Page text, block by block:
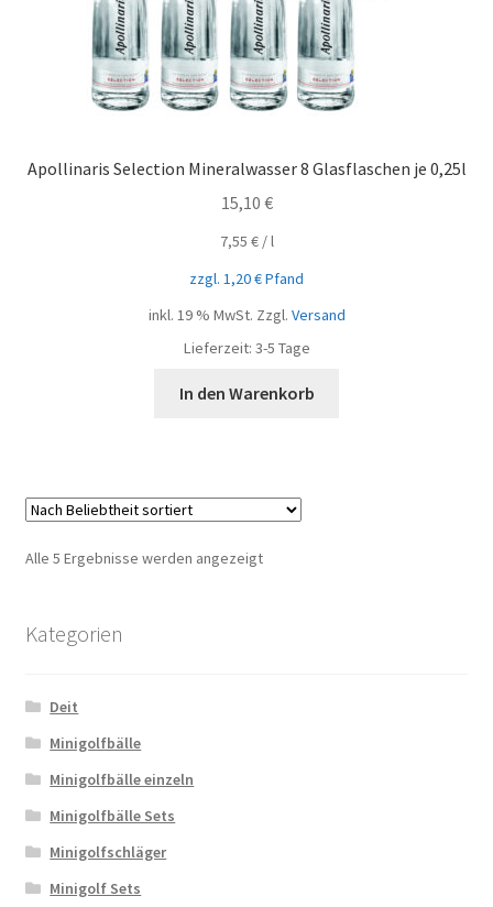
Apollinaris Selection Mineralwasser 8 Glasflaschen je 0,25l
15,10 €
7,55 €/l
zzgl. 1,20€Pfand
inkl. 19 % MwSt. Zzgl. Versand
Lieferzeit: 3-5 Tage
In den Warenkorb
Alle 5 Ergebnisse werden angezeigtNach
Kategorien
Deit
Minigolfbälle
Minigolfbälle einzeln
Minigolfbälle Sets
Minigolfschläger
Minigolf Sets